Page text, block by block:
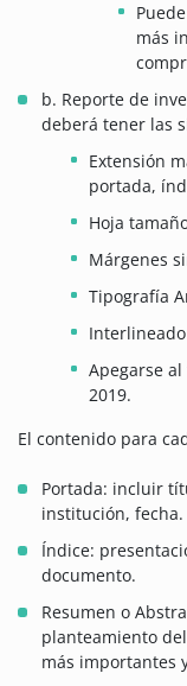
más
b. Reporte de
deberá tener las
Extensión
portada,
Hoja
Márgenes
Tipografía
Apegarse
2019.
El contenido para
Portada: incluir
institución, fecha.
Índice:
documento.
Resumen o
planteamiento
más importantes